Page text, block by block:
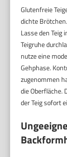
Glutenfreie
dichte
Lasse den Teig
Teigruhe
nutze eine
Gehphase.
zugenommen
die Oberfläche.
der Teig sofort